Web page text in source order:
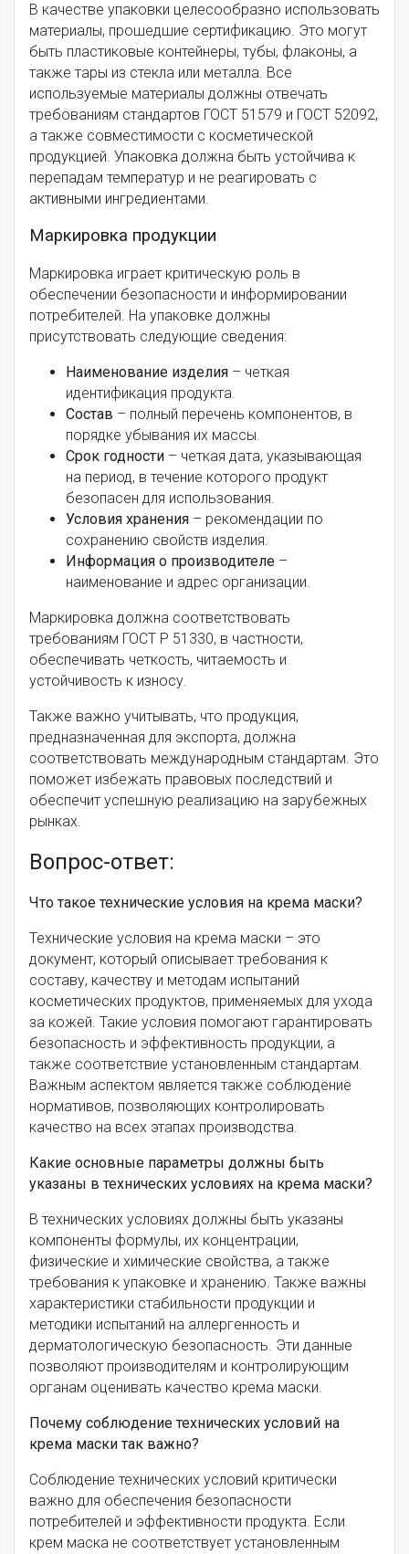
В качестве упаковки целесообразно использовать
материалы, прошедшие сертификацию. Это могут
быть пластиковые контейнеры, тубы, флаконы, а
также тары из стекла или металла. Все
используемые материалы должны отвечать
требованиям стандартов ГОСТ 51579 и ГОСТ 52092,
а также совместимости с косметической
продукцией. Упаковка должна быть устойчива к
перепадам температур и не реагировать с
активными ингредиентами.
Маркировка продукции
Маркировка играет критическую роль в
обеспечении безопасности и информировании
потребителей. На упаковке должны
присутствовать следующие сведения:
Наименование изделия – четкая
идентификация продукта.
Состав – полный перечень компонентов, в
порядке убывания их массы.
Срок годности – четкая дата, указывающая
на период, в течение которого продукт
безопасен для использования.
Условия хранения – рекомендации по
сохранению свойств изделия.
Информация о производителе –
наименование и адрес организации.
Маркировка должна соответствовать
требованиям ГОСТ Р 51330, в частности,
обеспечивать четкость, читаемость и
устойчивость к износу.
Также важно учитывать, что продукция,
предназначенная для экспорта, должна
соответствовать международным стандартам. Это
поможет избежать правовых последствий и
обеспечит успешную реализацию на зарубежных
рынках.
Вопрос-ответ:
Что такое технические условия на крема маски?
Технические условия на крема маски – это
документ, который описывает требования к
составу, качеству и методам испытаний
косметических продуктов, применяемых для ухода
за кожей. Такие условия помогают гарантировать
безопасность и эффективность продукции, а
также соответствие установленным стандартам.
Важным аспектом является также соблюдение
нормативов, позволяющих контролировать
качество на всех этапах производства.
Какие основные параметры должны быть
указаны в технических условиях на крема маски?
В технических условиях должны быть указаны
компоненты формулы, их концентрации,
физические и химические свойства, а также
требования к упаковке и хранению. Также важны
характеристики стабильности продукции и
методики испытаний на аллергенность и
дерматологическую безопасность. Эти данные
позволяют производителям и контролирующим
органам оценивать качество крема маски.
Почему соблюдение технических условий на
крема маски так важно?
Соблюдение технических условий критически
важно для обеспечения безопасности
потребителей и эффективности продукта. Если
крем маска не соответствует установленным